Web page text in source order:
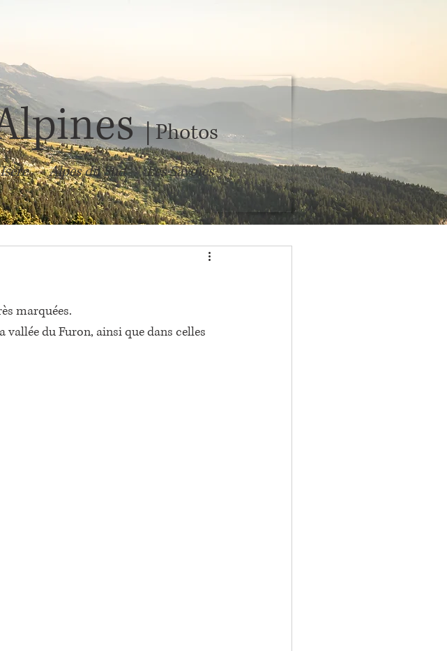
| Photos
Isère Alpes du Sud Les Savoies
marquées.
vallée du Furon, ainsi que dans celles